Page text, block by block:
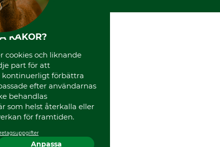
Media
Code of Conduct
KAKOR?
cookies och liknande
part för att
kontinuerligt förbättra
efter användarnas
behandlas
som helst återkalla eller
för framtiden.
Anpassa